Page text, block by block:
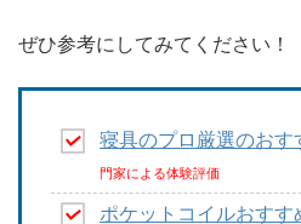
ぜひ参考にしてみてください！
寝具のプロ厳選のおす
門家による体験評価
ポケットコイルおすす